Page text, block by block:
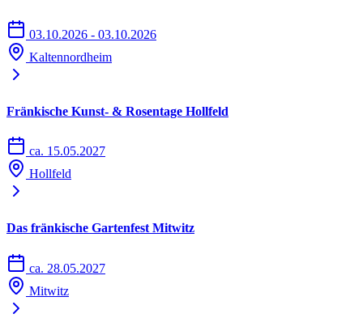
03.10.2026 - 03.10.2026
Kaltennordheim
Fränkische Kunst- & Rosentage Hollfeld
ca. 15.05.2027
Hollfeld
Das fränkische Gartenfest Mitwitz
ca. 28.05.2027
Mitwitz